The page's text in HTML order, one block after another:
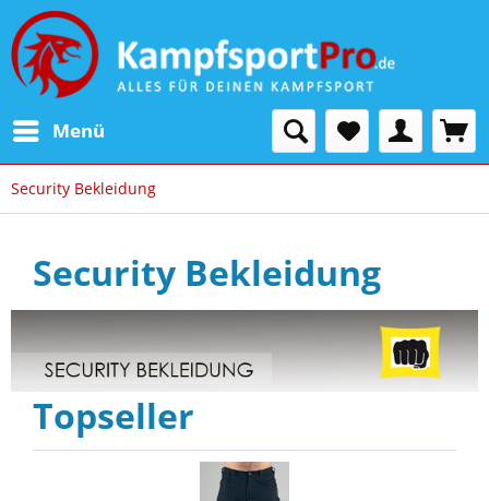
Menü
Security Bekleidung
Security Bekleidung
Topseller